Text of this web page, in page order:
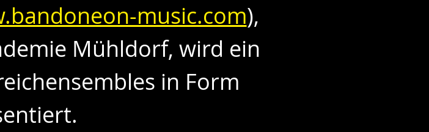
music.com),
Mühldorf, wird ein
in Form